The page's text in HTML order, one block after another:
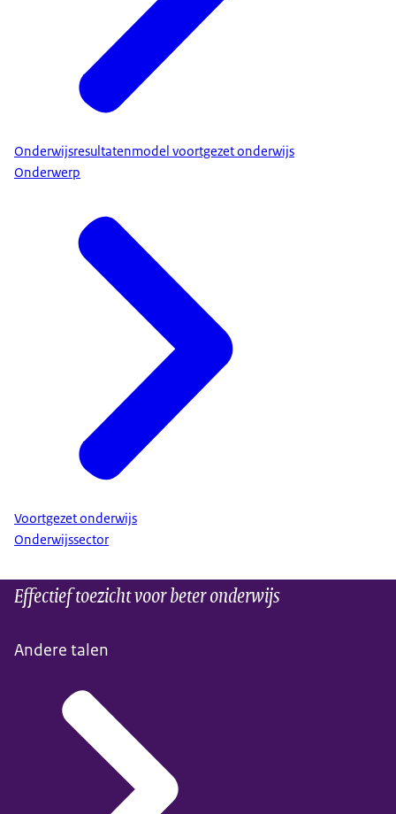
Onderwijsresultatenmodel voortgezet onderwijs
Onderwerp
Voortgezet onderwijs
Onderwijssector
Effectief toezicht voor beter onderwijs
Andere talen